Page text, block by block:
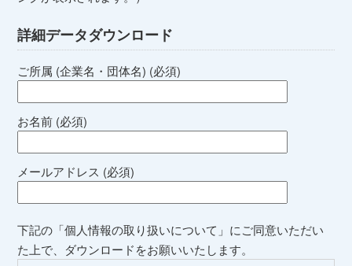
詳細データダウンロード
ご所属 (企業名・団体名) (必須)
お名前 (必須)
メールアドレス (必須)
下記の「個人情報の取り扱いについて」にご同意いただい
た上で、ダウンロードをお願いいたします。